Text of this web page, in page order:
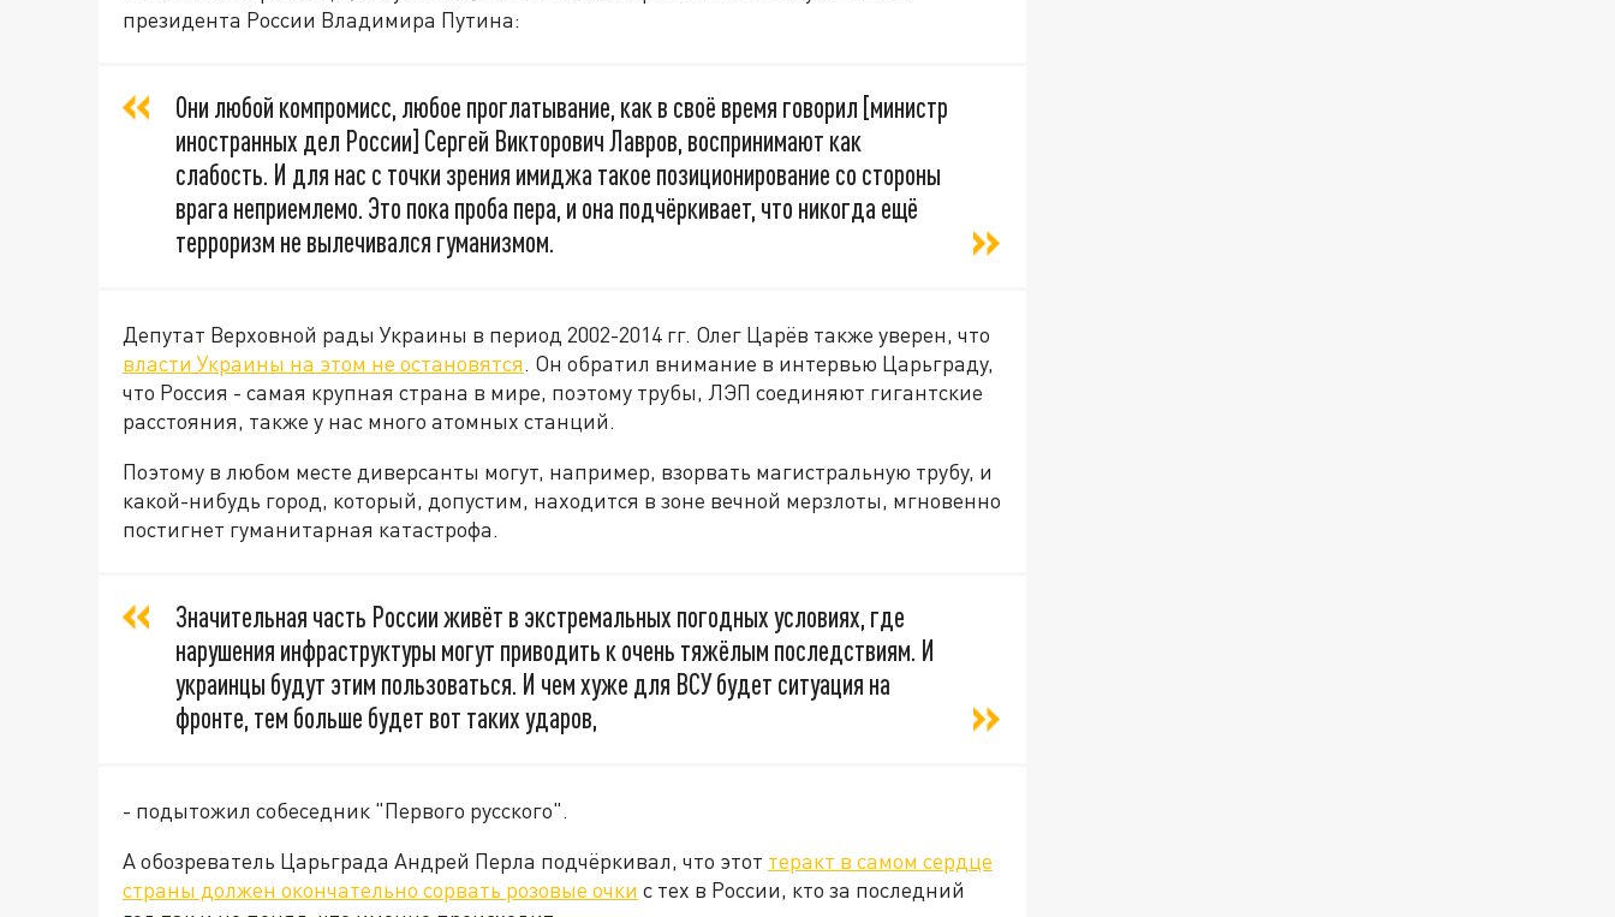
президента России Владимира Путина:
Они любой компромисс, любое проглатывание, как в своё время говорил [министр
иностранных дел России] Сергей Викторович Лавров, воспринимают как
слабость. И для нас с точки зрения имиджа такое позиционирование со стороны
врага неприемлемо. Это пока проба пера, и она подчёркивает, что никогда ещё
терроризм не вылечивался гуманизмом.
Депутат Верховной рады Украины в период 2002-2014 гг. Олег Царёв также уверен, что
власти Украины на этом не остановятся. Он обратил внимание в интервью Царьграду,
что Россия - самая крупная страна в мире, поэтому трубы, ЛЭП соединяют гигантские
расстояния, также у нас много атомных станций.
Поэтому в любом месте диверсанты могут, например, взорвать магистральную трубу, и
какой-нибудь город, который, допустим, находится в зоне вечной мерзлоты, мгновенно
постигнет гуманитарная катастрофа.
Значительная часть России живёт в экстремальных погодных условиях, где
нарушения инфраструктуры могут приводить к очень тяжёлым последствиям. И
украинцы будут этим пользоваться. И чем хуже для ВСУ будет ситуация на
фронте, тем больше будет вот таких ударов,
- подытожил собеседник "Первого русского".
А обозреватель Царьграда Андрей Перла подчёркивал, что этот теракт в самом сердце
страны должен окончательно сорвать розовые очки с тех в России, кто за последний